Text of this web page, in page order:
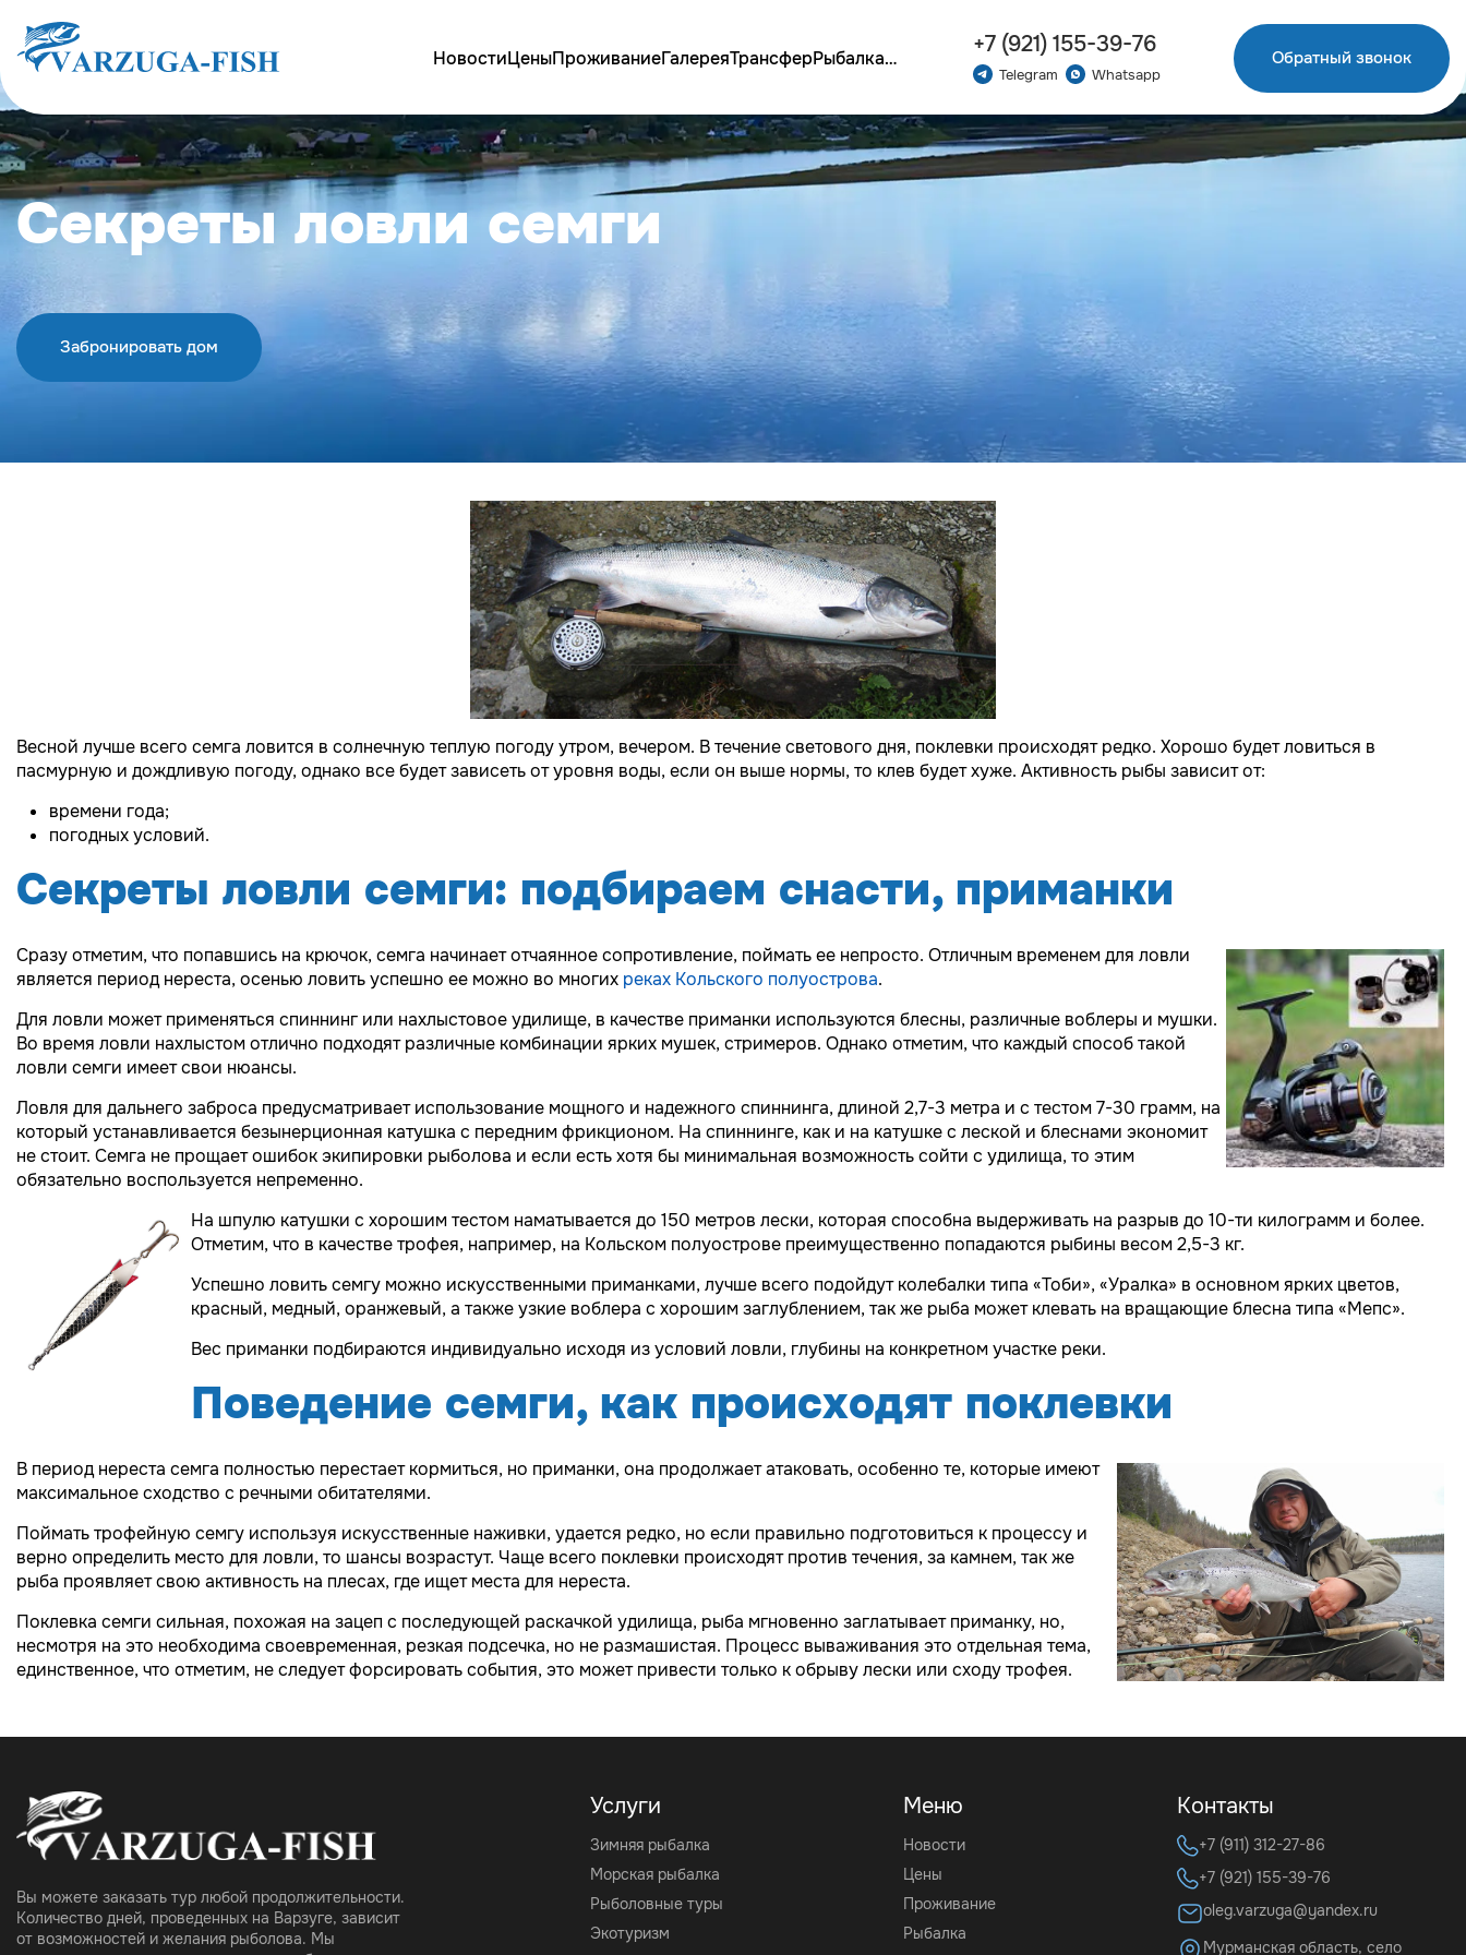
НовостиЦеныПроживаниеГалереяТрансферРыбалка…
+7 (921) 155-39-76
Telegram Whatsapp
Обратный звонок
Секреты ловли семги
Забронировать дом
Весной лучше всего семга ловится в солнечную теплую погоду утром, вечером. В течение светового дня, поклевки происходят редко. Хорошо будет ловиться в
пасмурную и дождливую погоду, однако все будет зависеть от уровня воды, если он выше нормы, то клев будет хуже. Активность рыбы зависит от:
времени года;
погодных условий.
Секреты ловли семги: подбираем снасти, приманки
Сразу отметим, что попавшись на крючок, семга начинает отчаянное сопротивление, поймать ее непросто. Отличным временем для ловли
является период нереста, осенью ловить успешно ее можно во многих реках Кольского полуострова.
Для ловли может применяться спиннинг или нахлыстовое удилище, в качестве приманки используются блесны, различные воблеры и мушки.
Во время ловли нахлыстом отлично подходят различные комбинации ярких мушек, стримеров. Однако отметим, что каждый способ такой
ловли семги имеет свои нюансы.
Ловля для дальнего заброса предусматривает использование мощного и надежного спиннинга, длиной 2,7-3 метра и с тестом 7-30 грамм, на
который устанавливается безынерционная катушка с передним фрикционом. На спиннинге, как и на катушке с леской и блеснами экономит
не стоит. Семга не прощает ошибок экипировки рыболова и если есть хотя бы минимальная возможность сойти с удилища, то этим
обязательно воспользуется непременно.
На шпулю катушки с хорошим тестом наматывается до 150 метров лески, которая способна выдерживать на разрыв до 10-ти килограмм и более.
Отметим, что в качестве трофея, например, на Кольском полуострове преимущественно попадаются рыбины весом 2,5-3 кг.
Успешно ловить семгу можно искусственными приманками, лучше всего подойдут колебалки типа «Тоби», «Уралка» в основном ярких цветов,
красный, медный, оранжевый, а также узкие воблера с хорошим заглублением, так же рыба может клевать на вращающие блесна типа «Мепс».
Вес приманки подбираются индивидуально исходя из условий ловли, глубины на конкретном участке реки.
Поведение семги, как происходят поклевки
В период нереста семга полностью перестает кормиться, но приманки, она продолжает атаковать, особенно те, которые имеют
максимальное сходство с речными обитателями.
Поймать трофейную семгу используя искусственные наживки, удается редко, но если правильно подготовиться к процессу и
верно определить место для ловли, то шансы возрастут. Чаще всего поклевки происходят против течения, за камнем, так же
рыба проявляет свою активность на плесах, где ищет места для нереста.
Поклевка семги сильная, похожая на зацеп с последующей раскачкой удилища, рыба мгновенно заглатывает приманку, но,
несмотря на это необходима своевременная, резкая подсечка, но не размашистая. Процесс вываживания это отдельная тема,
единственное, что отметим, не следует форсировать события, это может привести только к обрыву лески или сходу трофея.
Вы можете заказать тур любой продолжительности.
Количество дней, проведенных на Варзуге, зависит
от возможностей и желания рыболова. Мы
Услуги
Зимняя рыбалка
Морская рыбалка
Рыболовные туры
Экотуризм
Меню
Новости
Цены
Проживание
Рыбалка
Контакты
+7 (911) 312-27-86
+7 (921) 155-39-76
oleg.varzuga@yandex.ru
Мурманская область, село